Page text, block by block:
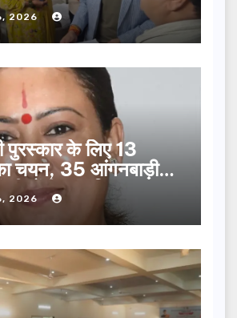
2026
पुरस्कार के लिए 13
चयन, 35 आंगनबाड़ी
भी होंगी सम्मानित…
2026